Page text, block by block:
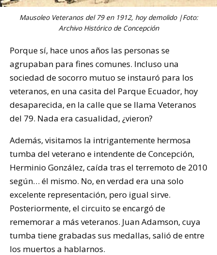
Mausoleo Veteranos del 79 en 1912, hoy demolido |Foto:
Archivo Histórico de Concepción
Porque sí, hace unos años las personas se
agrupaban para fines comunes. Incluso una
sociedad de socorro mutuo se instauró para los
veteranos, en una casita del Parque Ecuador, hoy
desaparecida, en la calle que se llama Veteranos
del 79. Nada era casualidad, ¿vieron?
Además, visitamos la intrigantemente hermosa
tumba del veterano e intendente de Concepción,
Herminio González, caída tras el terremoto de 2010
según… él mismo. No, en verdad era una solo
excelente representación, pero igual sirve.
Posteriormente, el circuito se encargó de
rememorar a más veteranos. Juan Adamson, cuya
tumba tiene grabadas sus medallas, salió de entre
los muertos a hablarnos.